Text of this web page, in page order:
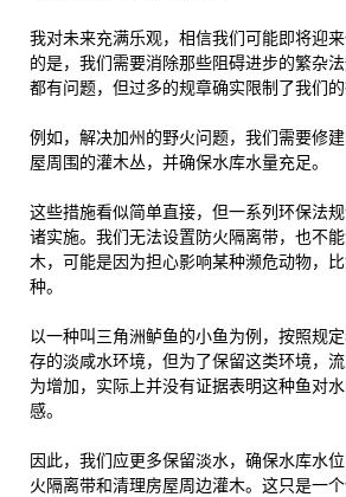
我对未来充满乐观，相信我们可能即将迎
的是，我们需要消除那些阻碍进步的繁杂
都有问题，但过多的规章确实限制了我们的
例如，解决加州的野火问题，我们需要修
屋周围的灌木丛，并确保水库水量充足。
这些措施看似简单直接，但一系列环保法
诸实施。我们无法设置防火隔离带，也不
木，可能是因为担心影响某种濒危动物，
种。
以一种叫三角洲鲈鱼的小鱼为例，按照规
存的淡咸水环境，但为了保留这类环境，
为增加，实际上并没有证据表明这种鱼对
感。
因此，我们应更多保留淡水，确保水库水
火隔离带和清理房屋周边灌木。这只是一